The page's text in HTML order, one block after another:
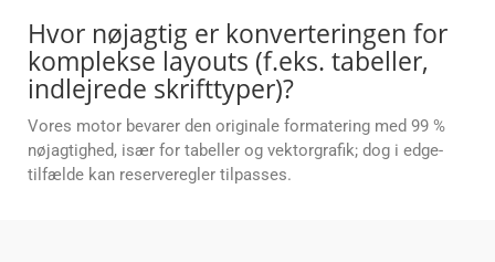
Hvor nøjagtig er konverteringen for
komplekse layouts (f.eks. tabeller,
indlejrede skrifttyper)?
Vores motor bevarer den originale formatering med 99 %
nøjagtighed, især for tabeller og vektorgrafik; dog i edge-
tilfælde kan reserveregler tilpasses.